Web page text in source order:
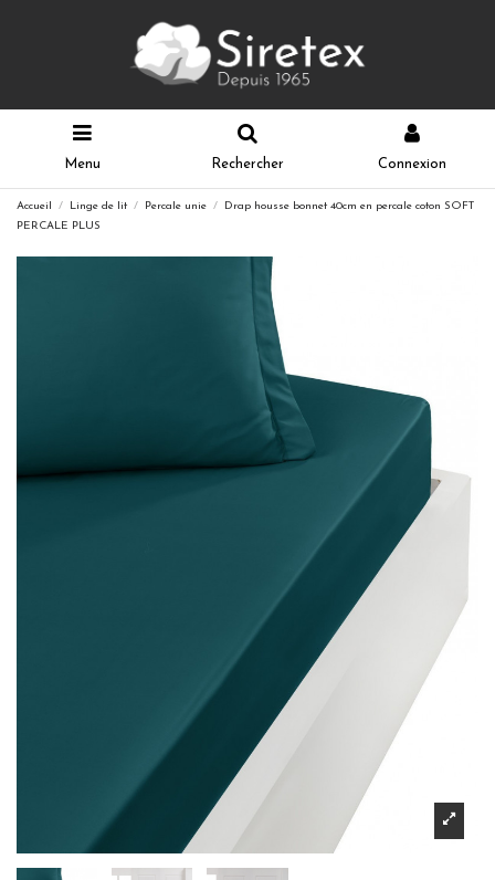
Menu Rechercher Connexion
Accueil Linge de lit Percale unie
Drap housse bonnet 40cm en percale coton SOFT
PERCALE PLUS